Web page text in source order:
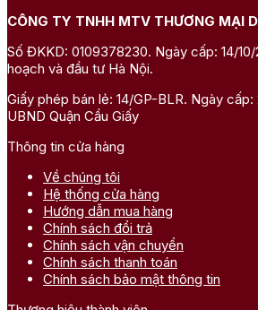
CÔNG TY TNHH MTV THƯƠNG MẠI
Số ĐKKD: 0109378230. Ngày cấp: 14/
hoạch và đầu tư Hà Nội.
Giấy phép bán lẻ: 14/GP-BLR. Ngày cấp:
UBND Quận Cầu Giấy
Thông tin cửa hàng
Về chúng tôi
Hệ thống cửa hàng
Hướng dẫn mua hàng
Chính sách đổi trả
Chính sách vận chuyển
Chính sách thanh toán
Chính sách bảo mật thông tin